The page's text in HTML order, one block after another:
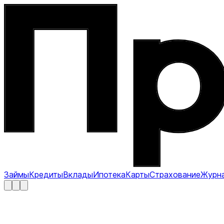
ЗаймыКредитыВкладыИпотекаКартыСтрахование